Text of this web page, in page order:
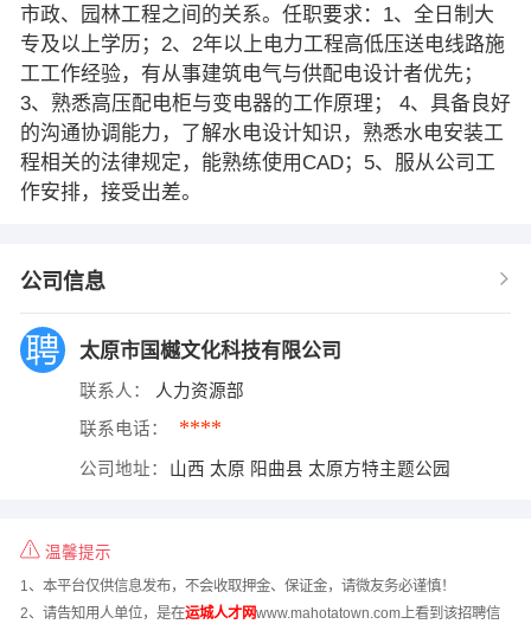
市政、园林工程之间的关系。任职要求：1、全日制大
专及以上学历；2、2年以上电力工程高低压送电线路施
工工作经验，有从事建筑电气与供配电设计者优先；
3、熟悉高压配电柜与变电器的工作原理； 4、具备良好
的沟通协调能力，了解水电设计知识，熟悉水电安装工
程相关的法律规定，能熟练使用CAD；5、服从公司工
作安排，接受出差。
公司信息
太原市国樾文化科技有限公司
联系人： 人力资源部
联系电话： ****
公司地址： 山西 太原 阳曲县 太原方特主题公园
温馨提示
1、本平台仅供信息发布，不会收取押金、保证金，请微友务必谨慎！
2、请告知用人单位，是在运城人才网www.mahotatown.com上看到该招聘信